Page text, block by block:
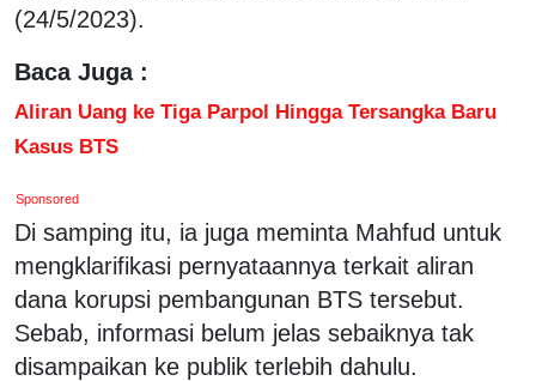
(24/5/2023).
Baca Juga :
Aliran Uang ke Tiga Parpol Hingga Tersangka Baru
Kasus BTS
Sponsored
Di samping itu, ia juga meminta Mahfud untuk
mengklarifikasi pernyataannya terkait aliran
dana korupsi pembangunan BTS tersebut.
Sebab, informasi belum jelas sebaiknya tak
disampaikan ke publik terlebih dahulu.